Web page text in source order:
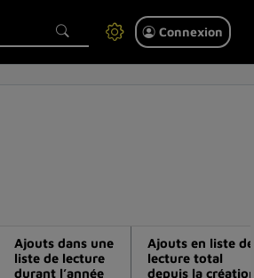
Connexion
Ajouts dans une
liste de lecture
durant l’année
Ajouts en liste de
lecture total
depuis la